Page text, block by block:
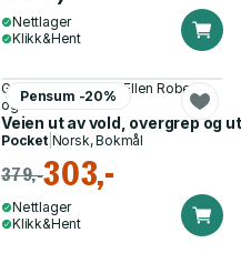
Nettlager
Klikk&Hent
Pensum -20%
Gunhild Vehusheia, Ellen Roberg
og 2 andre
Veien ut av vold, overgrep og
Pocket| Norsk, Bokmål
379,-303,-
Nettlager
Klikk&Hent